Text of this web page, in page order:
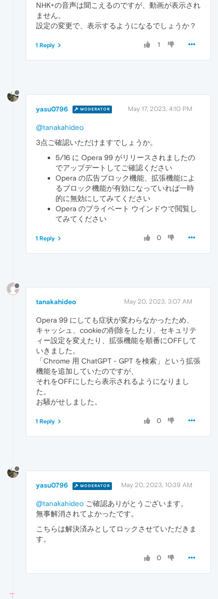
NHK+の音声は聞こえるのですが、動画が表示され
ません。
設定の変更で、表示するようになるでしょうか？
1
1 Reply
yasu0796 MODERATOR May 17, 2023, 4:10 PM
@tanakahideo
3点ご確認いただけますでしょうか。
5/16 に Opera 99 がリリースされましたの
でアップデートしてご確認ください
Opera の広告ブロック機能、拡張機能によ
るブロック機能が有効になっていれば一時
的に無効にしてみてください
Opera のプライベート ウインドウで閲覧し
てみてください
0
1 Reply
tanakahideo May 20, 2023, 3:07 AM
Opera 99 にしても症状が変わらなかったため、
キャッシュ、cookieの削除をしたり、セキュリテ
ィー設定を変えたり、拡張機能を順番にOFFして
いきました。
「Chrome 用 ChatGPT - GPT を検索」という拡張
機能を追加していたのですが、
それをOFFにしたら表示されるようになりまし
た。
お騒がせしました。
0
1 Reply
yasu0796 MODERATOR May 20, 2023, 10:39 AM
@tanakahideo ご確認ありがとうございます。
無事解消されてよかったです。
こちらは解決済みとしてロックさせていただきま
す。
0